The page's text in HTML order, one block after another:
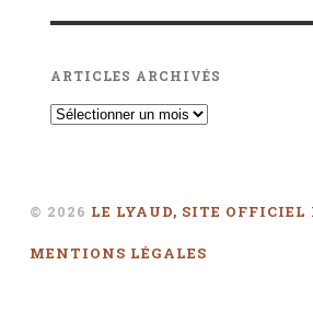
ARTICLES ARCHIVÉS
© 2026 LE LYAUD, SITE
MENTIONS LÉGALES